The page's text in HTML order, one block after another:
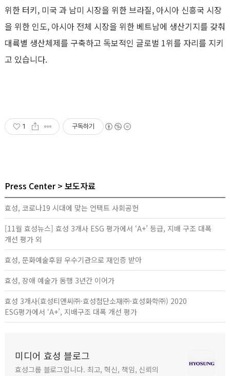
위한 터키, 미국 과 남미 시장을 위한 브라질, 아시아 신흥국 시장
을 위한 인도, 아시아 전체 시장을 위한 베트남에 생산기지를 갖춰
대륙별 생산체제를 구축하고 독보적인 글로벌 1위를 자리를 지키
고 있습니다.
1 구독하기
Press Center 보도자료
효성, 코로나19 시대에 맞는 언택트 사회공헌
[11월 효성뉴스] 효성 3개사 ESG 평가에서 ‘A+’ 등급, 지배 구조 대폭
개선 평가 외
효성, 문화예술후원 우수기관으로 재인증 받아
효성, 장애 예술가 동행 3년간 이어가
효성 3개사(효성티앤씨㈜·효성첨단소재㈜·효성화학㈜) 2020
ESG평가에서 ‘A+’, 지배구조 대폭 개선 평가
미디어 효성 블로그
효성그룹 블로그입니다. 최고, 혁신, 책임, 신뢰의